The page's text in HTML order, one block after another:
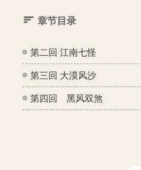
章节目录
第二回 江南七怪
第三回 大漠风沙
第四回 黑风双煞